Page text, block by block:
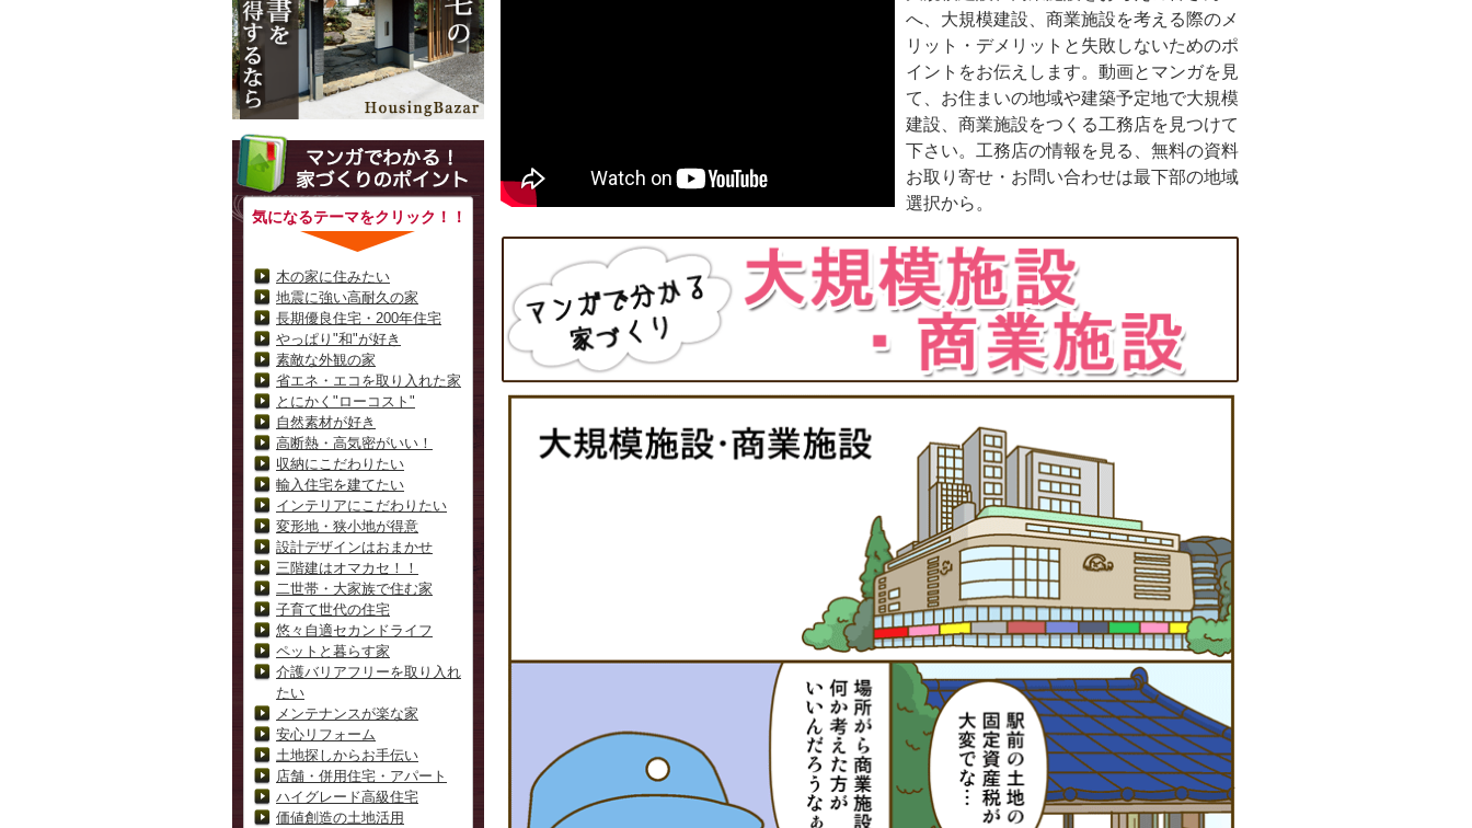
へ、大規模建設、商業施設を考える際のメ
リット・デメリットと失敗しないためのポ
イントをお伝えします。動画とマンガを見
て、お住まいの地域や建築予定地で大規模
建設、商業施設をつくる工務店を見つけて
下さい。工務店の情報を見る、無料の資料
お取り寄せ・お問い合わせは最下部の地域
選択から。
気になるテーマをクリック！！
木の家に住みたい
地震に強い高耐久の家
長期優良住宅・200年住宅
やっぱり"和"が好き
素敵な外観の家
省エネ・エコを取り入れた家
とにかく"ローコスト"
自然素材が好き
高断熱・高気密がいい！
収納にこだわりたい
輸入住宅を建てたい
インテリアにこだわりたい
変形地・狭小地が得意
設計デザインはおまかせ
三階建はオマカセ！！
二世帯・大家族で住む家
子育て世代の住宅
悠々自適セカンドライフ
ペットと暮らす家
介護バリアフリーを取り入れ
たい
メンテナンスが楽な家
安心リフォーム
土地探しからお手伝い
店舗・併用住宅・アパート
ハイグレード高級住宅
価値創造の土地活用